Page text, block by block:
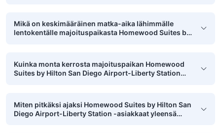
Mikä on keskimääräinen matka-aika lähimmälle
lentokentälle majoituspaikasta Homewood Suites by
Kuinka monta kerrosta majoituspaikan Homewood
Suites by Hilton San Diego Airport-Liberty Station
Miten pitkäksi ajaksi Homewood Suites by Hilton San
Diego Airport-Liberty Station -asiakkaat yleensä